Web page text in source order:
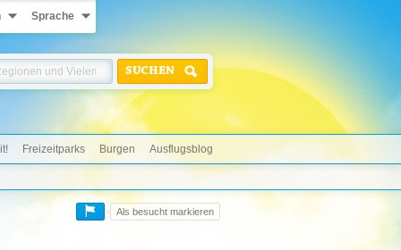
Sprache
SUCHEN
Freizeitparks Burgen Ausflugsblog
Als besucht markieren